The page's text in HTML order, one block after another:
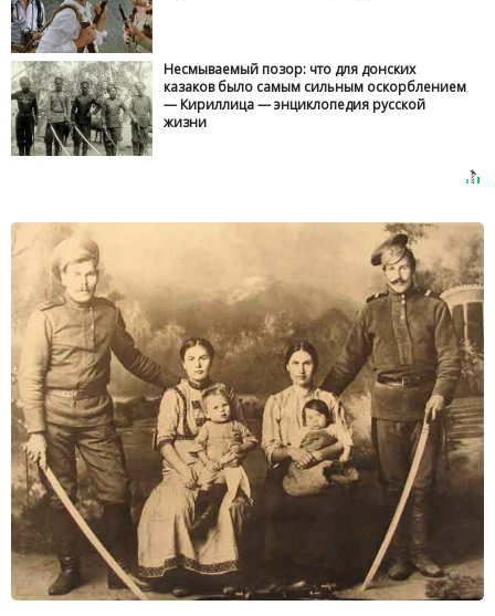
Несмываемый позор: что для донских
казаков было самым сильным оскорблением
— Кириллица — энциклопедия русской
жизни